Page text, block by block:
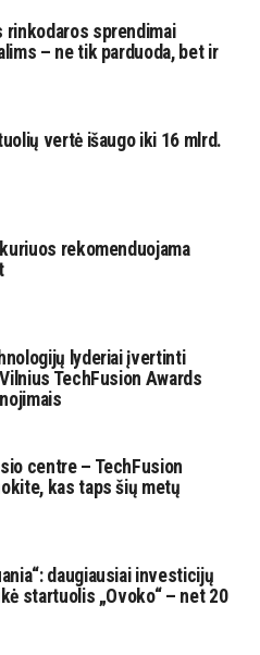
rinkodaros sprendimai
– ne tik parduoda, bet ir
vertė išaugo iki 16 mlrd.
rekomenduojama
lyderiai įvertinti
TechFusion Awards
centre – TechFusion
kas taps šių metų
daugiausiai investicijų
startuolis „Ovoko“ – net 20